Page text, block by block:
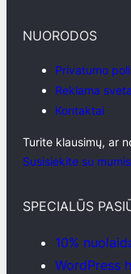
NUORODOS
Privatumo
Reklama
Kontaktai
Turite klausimų, ar
Susisiekite su
SPECIALŪS
10%
WordPress